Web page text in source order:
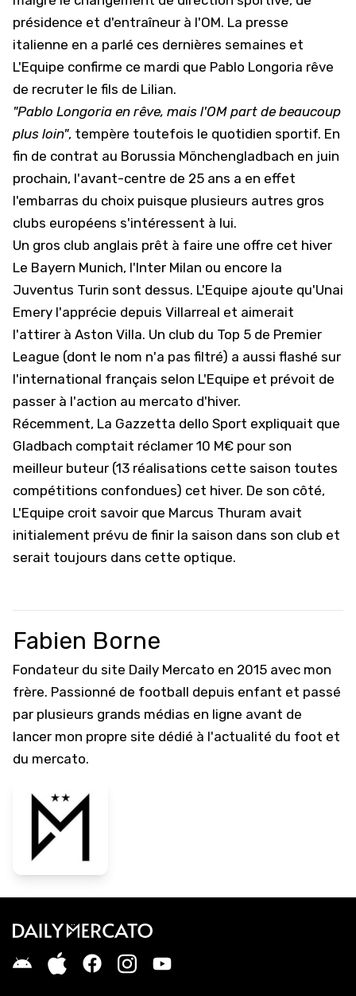
présidence et d'entraîneur à l'OM. La presse
italienne en a parlé ces dernières semaines et
L'Equipe confirme ce mardi que Pablo Longoria rêve
de recruter le fils de Lilian.
"Pablo Longoria en rêve, mais l'OM part de beaucoup
plus loin", tempère toutefois le quotidien sportif. En
fin de contrat au Borussia Mönchengladbach en juin
prochain, l'avant-centre de 25 ans a en effet
l'embarras du choix puisque plusieurs autres gros
clubs européens s'intéressent à lui.
Un gros club anglais prêt à faire une offre cet hiver
Le Bayern Munich, l'Inter Milan ou encore la
Juventus Turin sont dessus. L'Equipe ajoute qu'Unai
Emery l'apprécie depuis Villarreal et aimerait
l'attirer à Aston Villa. Un club du Top 5 de Premier
League (dont le nom n'a pas filtré) a aussi flashé sur
l'international français selon L'Equipe et prévoit de
passer à l'action au mercato d'hiver.
Récemment, La Gazzetta dello Sport expliquait que
Gladbach comptait réclamer 10 M€ pour son
meilleur buteur (13 réalisations cette saison toutes
compétitions confondues) cet hiver. De son côté,
L'Equipe croit savoir que Marcus Thuram avait
initialement prévu de finir la saison dans son club et
serait toujours dans cette optique.
Fabien Borne
Fondateur du site Daily Mercato en 2015 avec mon
frère. Passionné de football depuis enfant et passé
par plusieurs grands médias en ligne avant de
lancer mon propre site dédié à l'actualité du foot et
du mercato.